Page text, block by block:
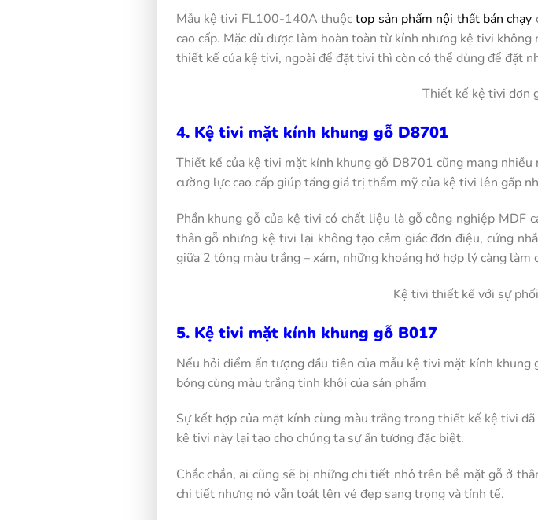
Mẫu kệ tivi FL100-140A thuộctop sản phẩm nội thất bán chạy
cao cấp. Mặc dù được làm hoàn toàn từ kính nhưng kệ tivi
thiết kế của kệ tivi, ngoài để đặt tivi thì còn có thể dùng để đặt
Thiết kế kệ tivi đơn
4. Kệ tivi mặt kính khung gỗ D8701
Thiết kế của kệ tivi mặt kính khung gỗ D8701 cũng mang nhiều
cường lực cao cấp giúp tăng giá trị thẩm mỹ của kệ tivi lên gấp
Phần khung gỗ của kệ tivi có chất liệu là gỗ công nghiệp
thân gỗ nhưng kệ tivi lại không tạo cảm giác đơn điệu, cứng
giữa 2 tông màu trắng – xám, những khoảng hở hợp lý càng
Kệ tivi thiết kế với sự
5. Kệ tivi mặt kính khung gỗ B017
Nếu hỏi điểm ấn tượng đầu tiên của mẫu kệ tivi mặt kính
bóng cùng màu trắng tinh khôi của sản phẩm
Sự kết hợp của mặt kính cùng màu trắng trong thiết kế kệ tivi
kệ tivi này lại tạo cho chúng ta sự ấn tượng đặc biệt.
Chắc chắn, ai cũng sẽ bị những chi tiết nhỏ trên bề mặt gỗ ở
chi tiết nhưng nó vẫn toát lên vẻ đẹp sang trọng và tính tế.